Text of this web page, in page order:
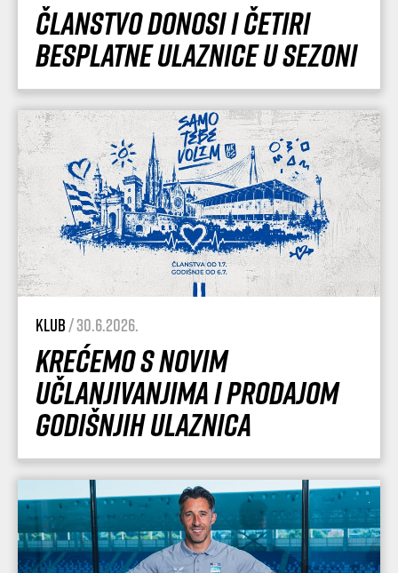
Članstvo donosi i četiri
besplatne ulaznice u sezoni
Klub/ 30.6.2026.
Krećemo s novim
učlanjivanjima i prodajom
godišnjih ulaznica